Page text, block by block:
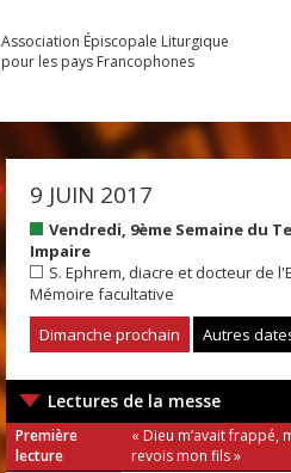
Association Épiscopale Liturgique
pour les pays Francophones
9 JUIN 2017
Vendredi, 9ème Semaine du
Impaire
S. Ephrem, diacre et docteur de
Mémoire facultative
Dimanche prochain
Autres
Lectures de la messe
Première
lecture
« Dieu m’avait frappé,
revois mon fils »